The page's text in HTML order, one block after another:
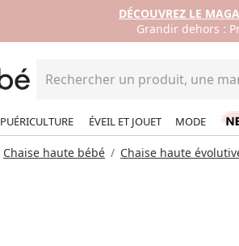
DÉCOUVREZ LE
Grandir dehors :
PUÉRICULTURE ÉVEIL ET JOUET MODE
Chaise haute bébé Chaise haute